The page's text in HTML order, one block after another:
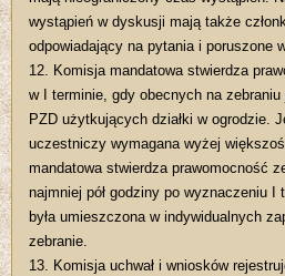
wystąpień w dyskusji mają także
odpowiadający na pytania i poruszone
12. Komisja mandatowa stwierdza
w I terminie, gdy obecnych na
PZD użytkujących działki w ogrodzie.
uczestniczy wymagana wyżej
mandatowa stwierdza prawomocność
najmniej pół godziny po wyznaczeniu
była umieszczona w indywidualnych
zebranie.
13. Komisja uchwał i wniosków